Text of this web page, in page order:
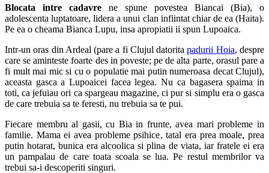
Blocata intre cadavre ne spune povestea Biancai (Bia), o
adolescenta luptatoare, lidera a unui clan infiintat chiar de ea (Haita).
Pe ea o cheama Bianca Lupu, insa apropiatii ii spun Lupoaica.
Intr-un oras din Ardeal (pare a fi Clujul datoritapadurii Hoia, despre
care se aminteste foarte des in poveste; pe de alta parte, orasul pare a
fi mult mai mic si cu o populatie mai putin numeroasa decat Clujul),
aceasta gasca a Lupoaicei facea legea. Nu ca bagasera spaima in
toti, ca jefuiau ori ca spargeau magazine, ci pur si simplu era o gasca
de care trebuia sa te feresti, nu trebuia sa te pui.
Fiecare membru al gasii, cu Bia in frunte, avea mari probleme in
familie. Mama ei avea probleme psihice, tatal era prea moale, prea
putin hotarat, bunica era alcoolica si plina de viata, iar fratele ei era
un pampalau de care toata scoala se lua. Pe restul membrilor va
trebui sa-i descoperiti singuri.